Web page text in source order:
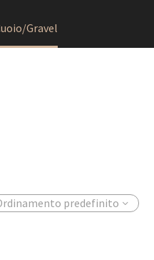
Gravel
predefinito